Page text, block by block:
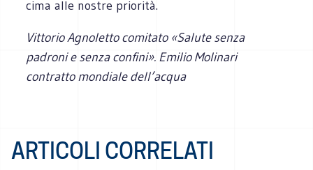
cima alle nostre priorità.
Vittorio Agnoletto comitato «Salute senza
padroni e senza confini». Emilio Molinari
contratto mondiale dell’acqua
ARTICOLI CORRELATI